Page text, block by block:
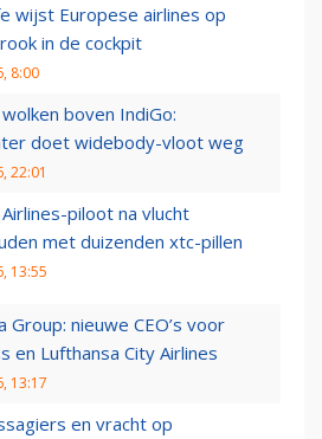
wijst Europese airlines op
in de cockpit
8:00
boven IndiGo:
doet widebody-vloot weg
22:01
piloot na vlucht
met duizenden xtc-pillen
13:55
Group: nieuwe CEO’s voor
en Lufthansa City Airlines
13:17
en vracht op